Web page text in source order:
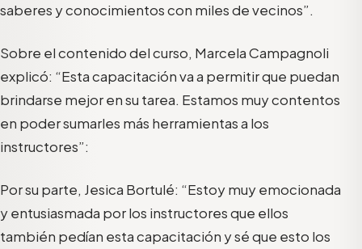
saberes y conocimientos con miles de vecinos”.
Sobre el contenido del curso, Marcela Campagnoli
explicó: “Esta capacitación va a permitir que puedan
brindarse mejor en su tarea. Estamos muy contentos
en poder sumarles más herramientas a los
instructores”:
Por su parte, Jesica Bortulé: “Estoy muy emocionada
y entusiasmada por los instructores que ellos
también pedían esta capacitación y sé que esto los